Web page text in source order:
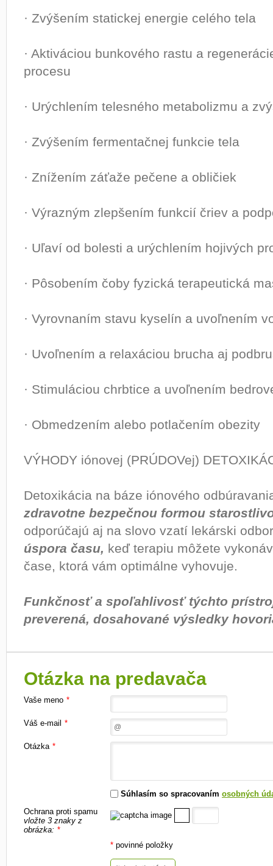
· Zvýšením statickej energie celého tela
· Aktiváciou bunkového rastu a
procesu
· Urýchlením telesného metabolizmu a
· Zvýšením fermentačnej funkcie tela
· Znížením záťaže pečene a obličiek
· Výrazným zlepšením funkcií čriev a
· Uľaví od bolesti a urýchlením hojivých
· Pôsobením čoby fyzická terapeutická
· Vyrovnaním stavu kyselín a uvoľnením
· Uvoľnením a relaxáciou brucha aj
· Stimuláciou chrbtice a uvoľnením
· Obmedzením alebo potlačením obezity
VÝHODY iónovej (PRÚDOVej)
Detoxikácia na báze iónového
zdravotne bezpečnou formou
odporúčajú aj na slovo vzatí lekárski
úspora času, keď terapiu môžete
čase, ktorá vám optimálne vyhovuje.
Funkčnosť a spoľahlivosť týchto
preverená, dosahované výsledky
Otázka na predavača
Vaše meno *
Váš e-mail *
Otázka *
Súhlasím so spracovaním osobných
Ochrana proti spamu
vložte 3 znaky z
obrázka: *
* povinné položky